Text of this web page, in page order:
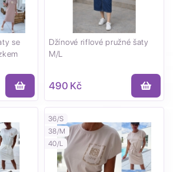
se
Džínové riflové pružné šaty
M/L
490 Kč
36/S
38/M
40/L